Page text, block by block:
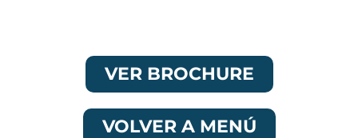
VER BROCHURE
VOLVER A MENÚ